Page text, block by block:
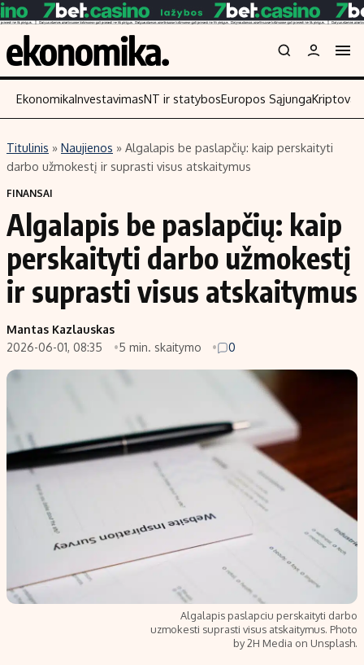
Turinys
Naujienos
Aplinka
Verslas
Energetika
Ekonomika
NT ir statybos
Skaitykite
Įmonės
Žemės ūkis
Technologijos
Laisvalaikis
Akcijų rinka
Saulės elektrinės
Kriptovaliutos
Infliacija
Migracija
Nedarbo išmokos skaičiuoklė
Indėliai
Indėlių skaičiuoklė
Būsto finansai
Įdomios naujienos
Redakcija
EkonomikaInvestavimasNT ir statybosEuropos Sąjunga
Titulinis » Naujienos » Algalapis be paslapčių: kaip perskaityti
darbo užmokestį ir suprasti visus atskaitymus
FINANSAI
Algalapis be paslapčių: kaip
perskaityti darbo užmokestį
ir suprasti visus atskaitymus
Mantas Kazlauskas
2026-06-01, 08:35
5 min. skaitymo 0
Algalapis paslapciu perskaityti darbo
uzmokesti suprasti visus atskaitymus. Photo
by 2H Media on Unsplash.